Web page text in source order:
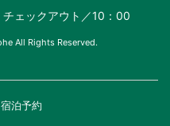
ェックアウト／10：00
All Rights Reserved.
宿泊予約